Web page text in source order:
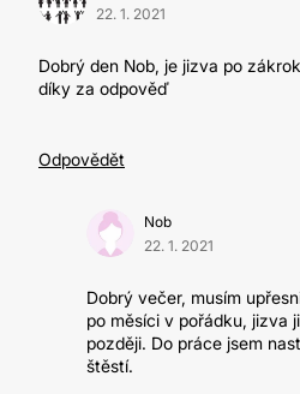
22. 1. 2021
Dobrý den Nob, je jizva po
díky za odpověď
Odpovědět
Nob
22. 1. 2021
Dobrý večer, musím
po měsíci v pořádku, jizva
později. Do práce jsem
štěstí.